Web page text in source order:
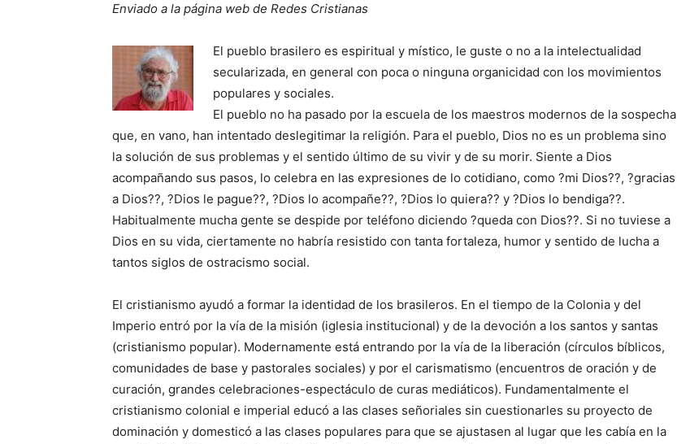
Enviado a la página web de Redes Cristianas
El pueblo brasilero es espiritual y místico, le guste o no a la intelectualidad
secularizada, en general con poca o ninguna organicidad con los movimientos
populares y sociales.
El pueblo no ha pasado por la escuela de los maestros modernos de la sospecha
que, en vano, han intentado deslegitimar la religión. Para el pueblo, Dios no es un problema sino
la solución de sus problemas y el sentido último de su vivir y de su morir. Siente a Dios
acompañando sus pasos, lo celebra en las expresiones de lo cotidiano, como ?mi Dios??, ?gracias
a Dios??, ?Dios le pague??, ?Dios lo acompañe??, ?Dios lo quiera?? y ?Dios lo bendiga??.
Habitualmente mucha gente se despide por teléfono diciendo ?queda con Dios??. Si no tuviese a
Dios en su vida, ciertamente no habría resistido con tanta fortaleza, humor y sentido de lucha a
tantos siglos de ostracismo social.
El cristianismo ayudó a formar la identidad de los brasileros. En el tiempo de la Colonia y del
Imperio entró por la vía de la misión (iglesia institucional) y de la devoción a los santos y santas
(cristianismo popular). Modernamente está entrando por la vía de la liberación (círculos bíblicos,
comunidades de base y pastorales sociales) y por el carismatismo (encuentros de oración y de
curación, grandes celebraciones-espectáculo de curas mediáticos). Fundamentalmente el
cristianismo colonial e imperial educó a las clases señoriales sin cuestionarles su proyecto de
dominación y domesticó a las clases populares para que se ajustasen al lugar que les cabía en la